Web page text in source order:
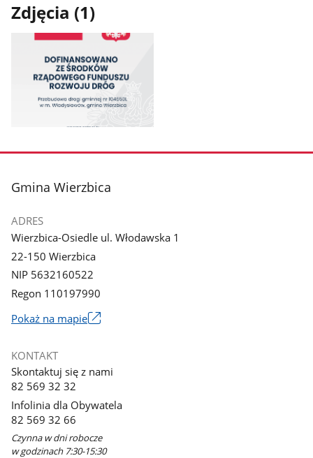
Zdjęcia (1)
galerii.
stopka
Gmina Wierzbica
ADRES
Wierzbica-Osiedle ul. Włodawska 1
22-150 Wierzbica
NIP 5632160522
Regon 110197990
Pokaż na mapieLink
nowym
KONTAKT
Skontaktuj się z nami
82 569 32 32
Infolinia dla Obywatela
82 569 32 66
Czynna w dni robocze
w godzinach 7:30-15:30